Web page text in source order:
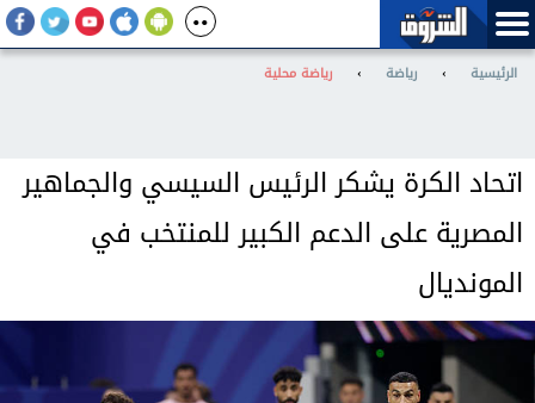
الرئيسية › رياضة › رياضة محلية
اتحاد الكرة يشكر الرئيس السيسي والجماهير
المصرية على الدعم الكبير للمنتخب في
المونديال